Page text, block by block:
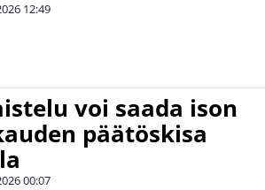
12:49
voi saada ison
päätöskisa
00:07